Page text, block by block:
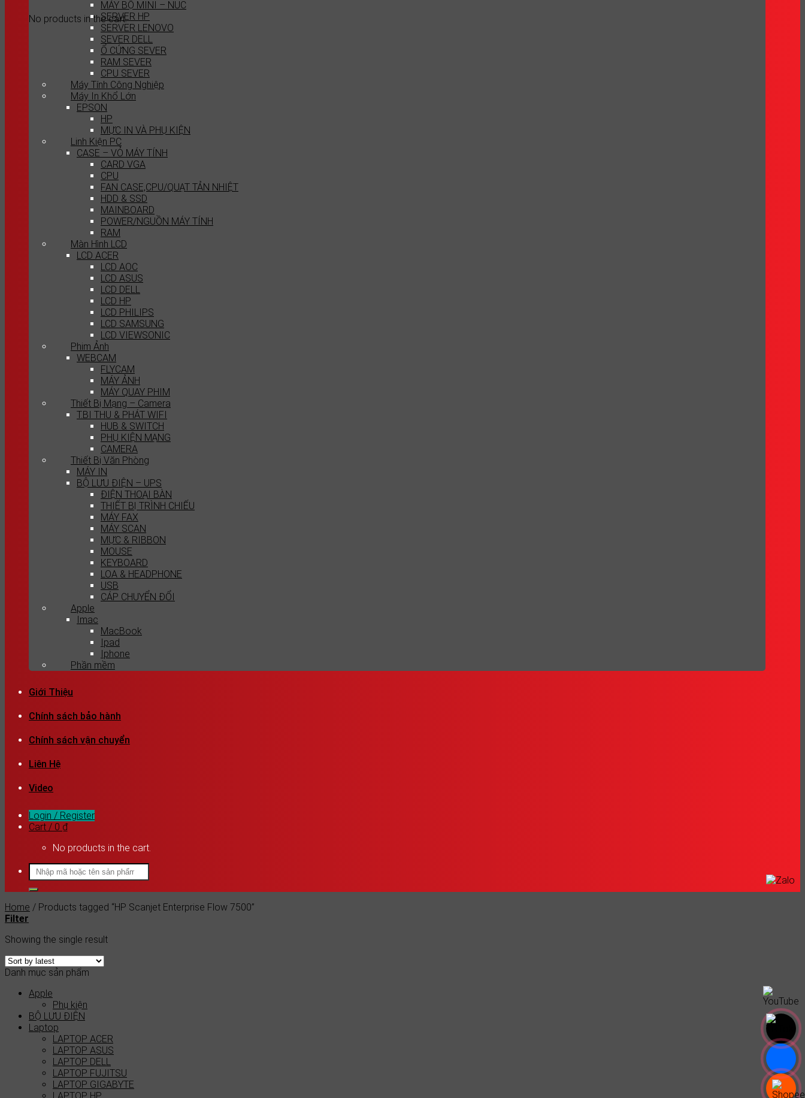
No products in the cart.
MÁY BỘ MINI – NUC
SERVER HP
SERVER LENOVO
SEVER DELL
Ổ CỨNG SEVER
RAM SEVER
CPU SEVER
Máy Tính Công Nghiệp
Máy In Khổ Lớn
EPSON
HP
MỰC IN VÀ PHỤ KIỆN
Linh Kiện PC
CASE – VỎ MÁY TÍNH
CARD VGA
CPU
FAN CASE,CPU/QUẠT TẢN NHIỆT
HDD & SSD
MAINBOARD
POWER/NGUỒN MÁY TÍNH
RAM
Màn Hình LCD
LCD ACER
LCD AOC
LCD ASUS
LCD DELL
LCD HP
LCD PHILIPS
LCD SAMSUNG
LCD VIEWSONIC
Phim Ảnh
WEBCAM
FLYCAM
MÁY ẢNH
MÁY QUAY PHIM
Thiết Bị Mạng – Camera
T.BI THU & PHÁT WIFI
HUB & SWITCH
PHỤ KIỆN MẠNG
CAMERA
Thiết Bị Văn Phòng
MÁY IN
BỘ LƯU ĐIỆN – UPS
ĐIỆN THOẠI BÀN
THIẾT BỊ TRÌNH CHIẾU
MÁY FAX
MÁY SCAN
MỰC & RIBBON
MOUSE
KEYBOARD
LOA & HEADPHONE
USB
CÁP CHUYỂN ĐỔI
Apple
Imac
MacBook
Ipad
Iphone
Phần mềm
Giới Thiệu
Chính sách bảo hành
Chính sách vận chuyển
Liên Hệ
Video
Login / Register
Cart / 0 ₫
No products in the cart.
Search
for:
Home / Products tagged “HP Scanjet Enterprise Flow 7500”
Filter
Showing the single result
Danh mục sản phẩm
Apple
Phụ kiện
BỘ LƯU ĐIỆN
Laptop
LAPTOP ACER
LAPTOP ASUS
LAPTOP DELL
LAPTOP FUJITSU
LAPTOP GIGABYTE